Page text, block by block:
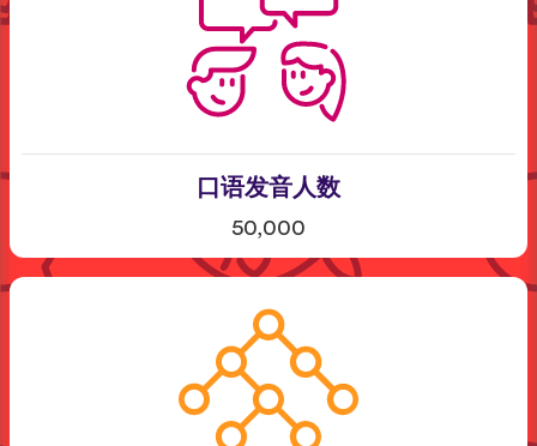
口语发音人数
50,000